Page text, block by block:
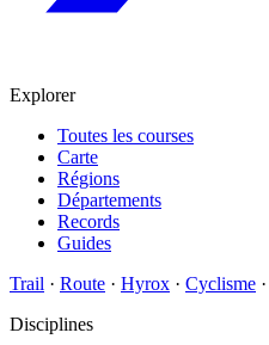
Explorer
Toutes les courses
Carte
Régions
Départements
Records
Guides
Trail · Route · Hyrox · Cyclisme ·
Disciplines